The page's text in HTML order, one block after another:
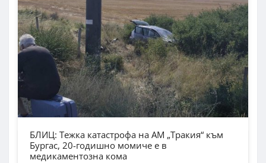
БЛИЦ: Тежка катастрофа на АМ „Тракия“ към
Бургас, 20-годишно момиче е в
медикаментозна кома